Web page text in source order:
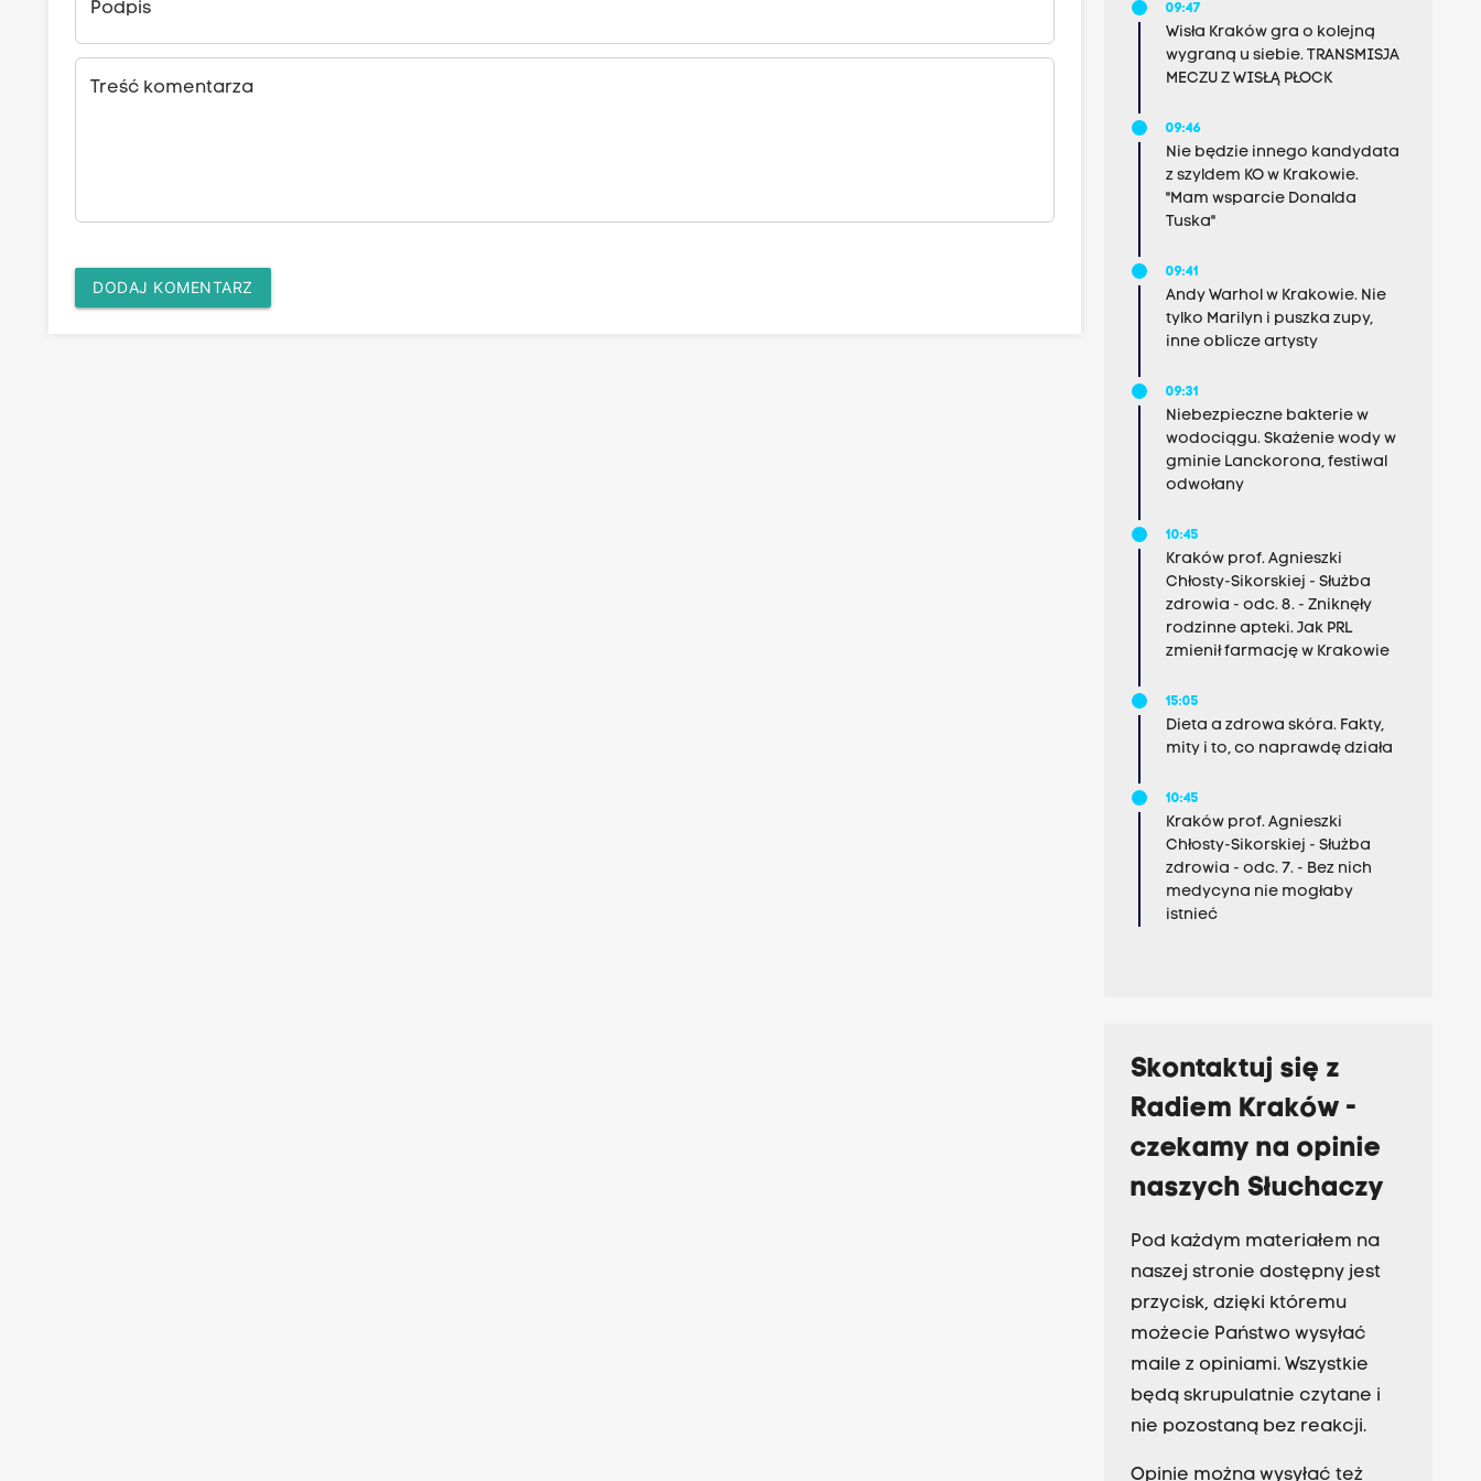
Podpis
Treść komentarza
DODAJ KOMENTARZ
09:47
Wisła Kraków gra o kolejną
wygraną u siebie. TRANSMISJA
MECZU Z WISŁĄ PŁOCK
09:46
Nie będzie innego kandydata
z szyldem KO w Krakowie.
"Mam wsparcie Donalda
Tuska"
09:41
Andy Warhol w Krakowie. Nie
tylko Marilyn i puszka zupy,
inne oblicze artysty
09:31
Niebezpieczne bakterie w
wodociągu. Skażenie wody w
gminie Lanckorona, festiwal
odwołany
10:45
Kraków prof. Agnieszki
Chłosty-Sikorskiej - Służba
zdrowia - odc. 8. - Zniknęły
rodzinne apteki. Jak PRL
zmienił farmację w Krakowie
15:05
Dieta a zdrowa skóra. Fakty,
mity i to, co naprawdę działa
10:45
Kraków prof. Agnieszki
Chłosty-Sikorskiej - Służba
zdrowia - odc. 7. - Bez nich
medycyna nie mogłaby
istnieć
Skontaktuj się z
Radiem Kraków -
czekamy na opinie
naszych Słuchaczy
Pod każdym materiałem na
naszej stronie dostępny jest
przycisk, dzięki któremu
możecie Państwo wysyłać
maile z opiniami. Wszystkie
będą skrupulatnie czytane i
nie pozostaną bez reakcji.
Opinie można wysyłać też